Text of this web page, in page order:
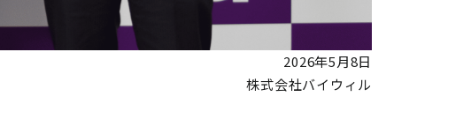
2026年5月8日
株式会社バイウィル